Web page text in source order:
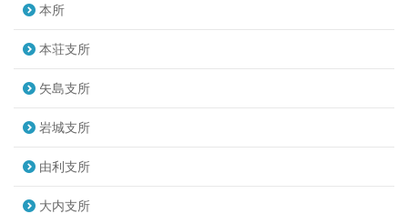
鳥海支所だより№１５４（９月１日号）
本所
本荘支所
矢島支所
岩城支所
由利支所
大内支所